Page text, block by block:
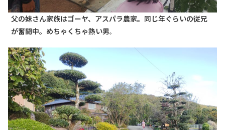
父の妹さん家族はゴーヤ、アスパラ農家。同じ年ぐらいの従兄
が奮闘中。めちゃくちゃ熱い男。